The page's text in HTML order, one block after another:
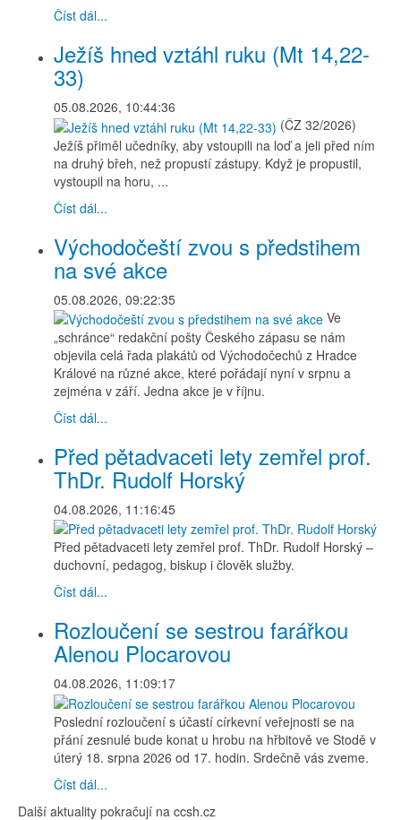
Číst dál...
Ježíš hned vztáhl ruku (Mt 14,22-
33)
05.08.2026, 10:44:36
(ČZ 32/2026)
Ježíš přiměl učedníky, aby vstoupili na loď a jeli před ním
na druhý břeh, než propustí zástupy. Když je propustil,
vystoupil na horu, ...
Číst dál...
Východočeští zvou s předstihem
na své akce
05.08.2026, 09:22:35
Ve
„schránce“ redakční pošty Českého zápasu se nám
objevila celá řada plakátů od Východočechů z Hradce
Králové na různé akce, které pořádají nyní v srpnu a
zejména v září. Jedna akce je v říjnu.
Číst dál...
Před pětadvaceti lety zemřel prof.
ThDr. Rudolf Horský
04.08.2026, 11:16:45
Před pětadvaceti lety zemřel prof. ThDr. Rudolf Horský –
duchovní, pedagog, biskup i člověk služby.
Číst dál...
Rozloučení se sestrou farářkou
Alenou Plocarovou
04.08.2026, 11:09:17
Poslední rozloučení s účastí církevní veřejnosti se na
přání zesnulé bude konat u hrobu na hřbitově ve Stodě v
úterý 18. srpna 2026 od 17. hodin. Srdečně vás zveme.
Číst dál...
Další aktuality pokračují na ccsh.cz